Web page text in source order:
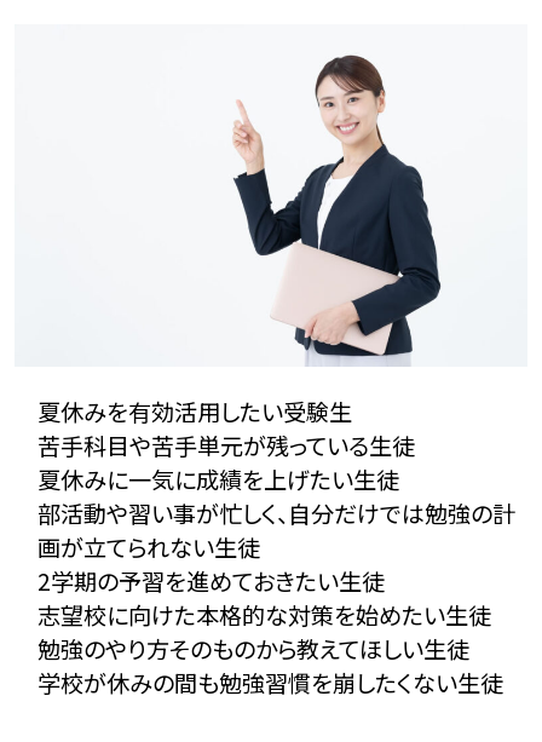
夏休みを有効活用したい受験生
苦手科目や苦手単元が残っている生徒
夏休みに一気に成績を上げたい生徒
部活動や習い事が忙しく、自分だけでは勉強の計
画が立てられない生徒
2学期の予習を進めておきたい生徒
志望校に向けた本格的な対策を始めたい生徒
勉強のやり方そのものから教えてほしい生徒
学校が休みの間も勉強習慣を崩したくない生徒